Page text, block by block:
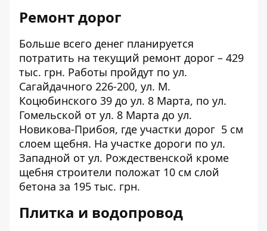
Ремонт дорог
Больше всего денег планируется
потратить на текущий ремонт дорог – 429
тыс. грн. Работы пройдут по ул.
Сагайдачного 226-200, ул. М.
Коцюбинского 39 до ул. 8 Марта, по ул.
Гомельской от ул. 8 Марта до ул.
Новикова-Прибоя, где участки дорог 5 см
слоем щебня. На участке дороги по ул.
Западной от ул. Рождественской кроме
щебня строители положат 10 см слой
бетона за 195 тыс. грн.
Плитка и водопровод